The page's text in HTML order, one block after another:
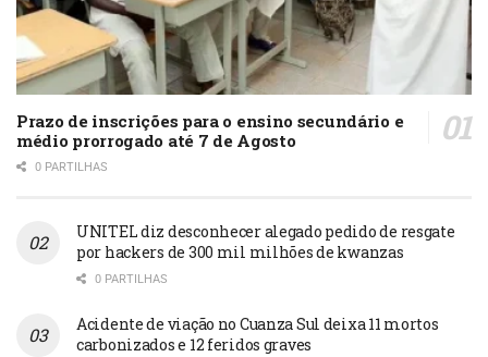
Prazo de inscrições para o ensino secundário e
médio prorrogado até 7 de Agosto
0 PARTILHAS
UNITEL diz desconhecer alegado pedido de resgate
por hackers de 300 mil milhões de kwanzas
0 PARTILHAS
Acidente de viação no Cuanza Sul deixa 11 mortos
carbonizados e 12 feridos graves